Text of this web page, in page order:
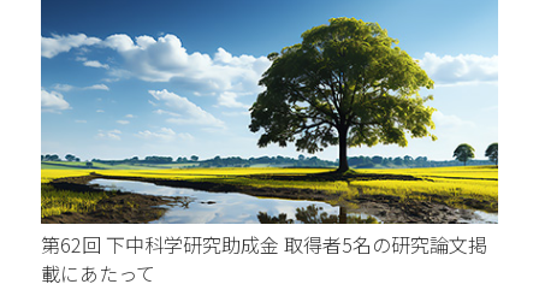
第62回 下中科学研究助成金 取得者5名の研究論文掲
載にあたって